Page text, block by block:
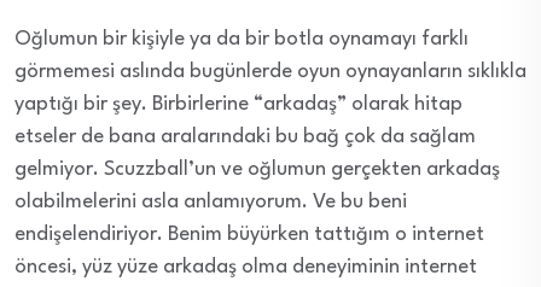
Oğlumun bir kişiyle ya da bir botla oynamayı farklı
görmemesi aslında bugünlerde oyun oynayanların sıklıkla
yaptığı bir şey. Birbirlerine “arkadaş” olarak hitap
etseler de bana aralarındaki bu bağ çok da sağlam
gelmiyor. Scuzzball’un ve oğlumun gerçekten arkadaş
olabilmelerini asla anlamıyorum. Ve bu beni
endişelendiriyor. Benim büyürken tattığım o internet
öncesi, yüz yüze arkadaş olma deneyiminin internet